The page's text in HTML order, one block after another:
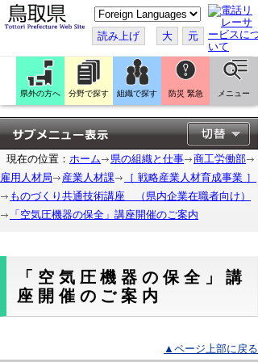
こ
の
ペ
ー
ジ
翻
訳
す
る
読み上げ 大 元
県外の方へ 分野で探す 組織で探す 防災 緊急 メニュー
現在の位置： ホーム 県の組織と仕事
商工労働部
雇用人材局
産業人材課
［ 戦略産業人材育成事業 ］
ものづくり共通技術講座 （県内企業在職者向け）
「空気圧機器の保全」講座開催のご案内
「空気圧機器の保全」講
座開催のご案内
▲ページ上部に戻る